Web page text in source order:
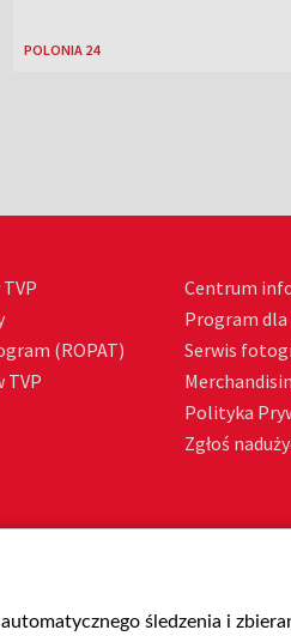
POLONIA 24
(ROPAT)
TVP
Centrum
Program dla
Serwis
Polityka
Zgłoś
śledzenia i